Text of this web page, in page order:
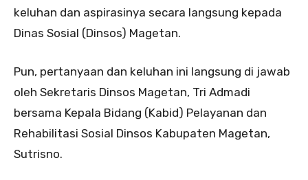
keluhan dan aspirasinya secara langsung kepada
Dinas Sosial (Dinsos) Magetan.
Pun, pertanyaan dan keluhan ini langsung di jawab
oleh Sekretaris Dinsos Magetan, Tri Admadi
bersama Kepala Bidang (Kabid) Pelayanan dan
Rehabilitasi Sosial Dinsos Kabupaten Magetan,
Sutrisno.